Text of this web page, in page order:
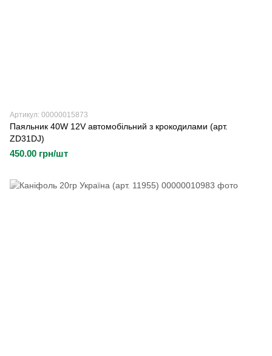
Артикул: 00000015873
Паяльник 40W 12V автомобільний з крокодилами (арт.
ZD31DJ)
450.00 грн/шт